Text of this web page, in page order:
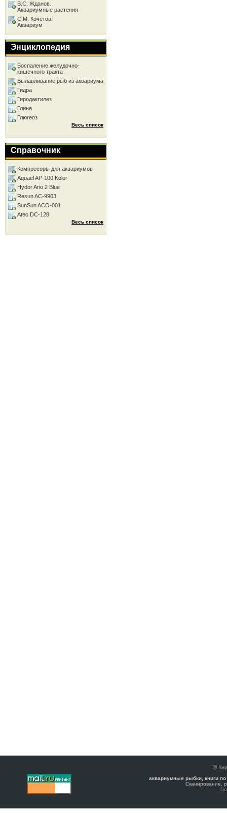
В.С. Жданов.
Аквариумные растения
С.М. Кочетов.
Аквариум
Энциклопедия
Воспаление желудочно-
кишечного тракта
Вылавливание рыб из аквариума
Гидра
Гиродактилез
Глина
Глюгеоз
Весь список
Справочник
Компресоры для аквариумов
Aquael AP-100 Kolor
Hydor Ario 2 Blue
Resun AC-9903
SunSun ACO-001
Atec DC-128
Весь список
©
аквариумные рыбки, книги
Сканирование,